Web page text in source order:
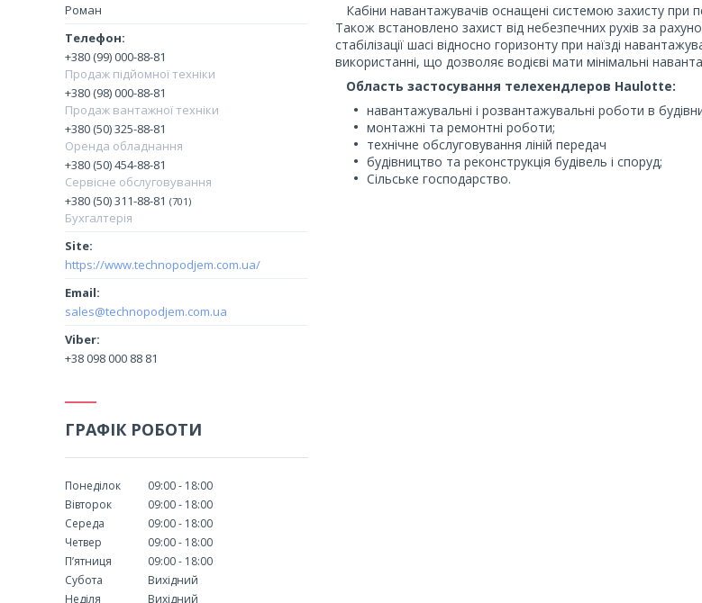
Кабіни навантажувачів оснащені системою захисту при
Також встановлено захист від небезпечних рухів за
стабілізації шасі відносно горизонту при наїзді
використанні, що дозволяє водієві мати мінімальні
Область застосування телехендлеров Haulotte:
навантажувальні і розвантажувальні роботи в
монтажні та ремонтні роботи;
технічне обслуговування ліній передач
будівництво та реконструкція будівель і споруд;
Сільське господарство.
Роман
+380 (99) 000-88-81
Продаж підйомної техніки
+380 (98) 000-88-81
Продаж вантажної техніки
+380 (50) 325-88-81
Оренда обладнання
+380 (50) 454-88-81
Сервісне обслуговування
+380 (50) 311-88-81 701
Бухгалтерія
https://www.technopodjem.com.ua/
sales@technopodjem.com.ua
+38 098 000 88 81
ГРАФІК РОБОТИ
Понеділок 09:00
18:00
Вівторок
09:00
18:00
Середа
09:00
18:00
Четвер
09:00
18:00
Пʼятниця
09:00
18:00
Субота
Вихідний
Неділя
Вихідний